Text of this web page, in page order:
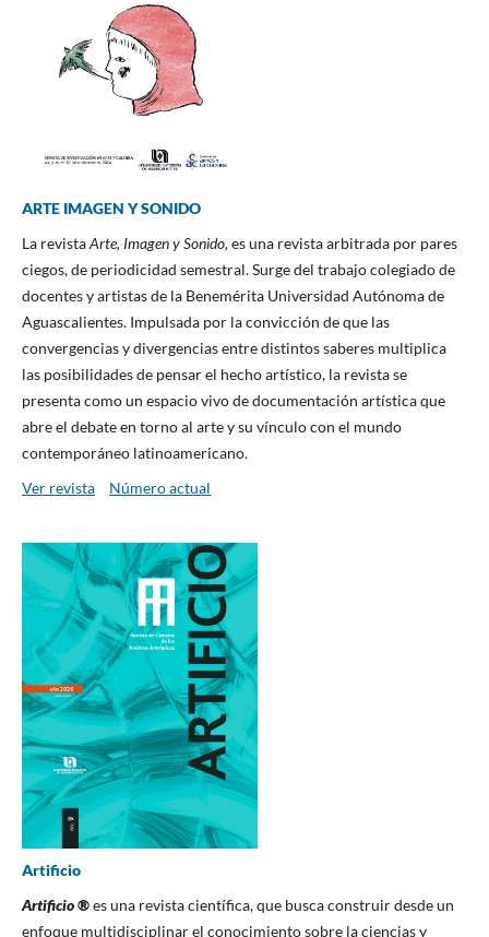
ARTE IMAGEN Y SONIDO
La revistaArte, Imagen y Sonido, es una revista arbitrada por pares
ciegos, de periodicidad semestral. Surge del trabajo colegiado de
docentes y artistas de la Benemérita Universidad Autónoma de
Aguascalientes. Impulsada por la convicción de que las
convergencias y divergencias entre distintos saberes multiplica
las posibilidades de pensar el hecho artístico, la revista se
presenta como un espacio vivo de documentación artística que
abre el debate en torno al arte y su vínculo con el mundo
contemporáneo latinoamericano.
Ver revista
Número actual
Artificio
Artificio®es una revista científica, que busca construir desde un
enfoque multidisciplinar el conocimiento sobre la ciencias y